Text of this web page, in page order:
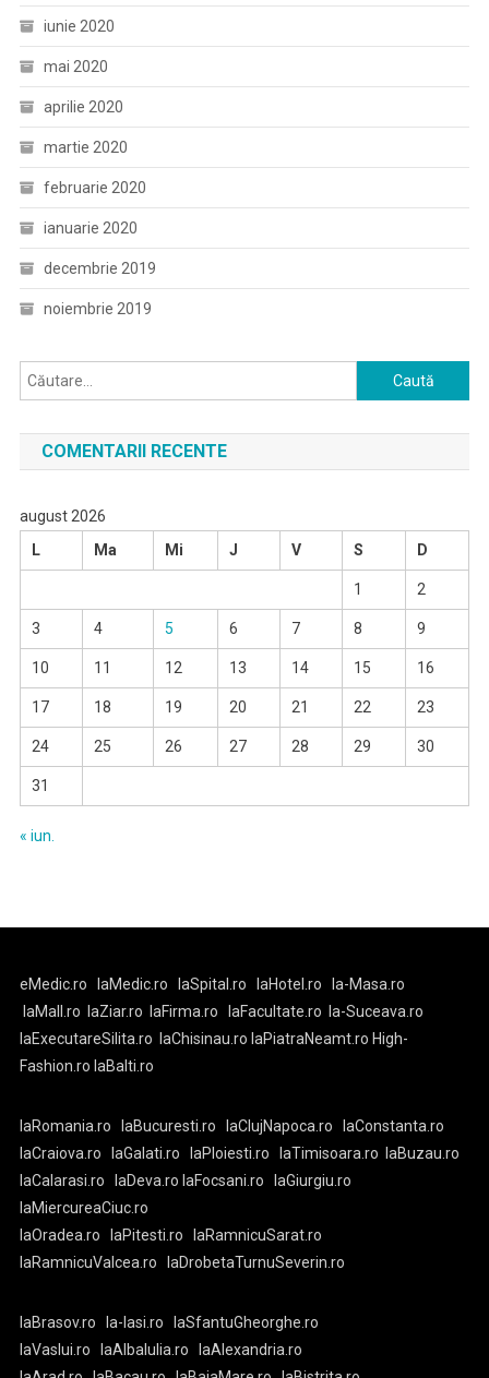
iunie 2020
mai 2020
aprilie 2020
martie 2020
februarie 2020
ianuarie 2020
decembrie 2019
noiembrie 2019
Caută
după:
COMENTARII RECENTE
august 2026
L
Ma Mi J V S D
1 2
3 4 5 6 7 8 9
10 11 12 13 14 15 16
17 18 19 20 21 22 23
24 25 26 27 28 29 30
31
« iun.
eMedic.ro laMedic.ro laSpital.ro laHotel.ro
la-Masa.ro
laMall.ro
laZiar.ro laFirma.ro laFacultate.ro
la-Suceava.ro
laExecutareSilita.ro
laChisinau.ro laPiatraNeamt.ro High-
Fashion.ro laBalti.ro
laRomania.ro laBucuresti.ro laClujNapoca.ro
laConstanta.ro
laCraiova.ro
laGalati.ro laPloiesti.ro laTimisoara.ro
laBuzau.ro
laCalarasi.ro
laDeva.ro laFocsani.ro
laGiurgiu.ro
laMiercureaCiuc.ro
laOradea.ro
laPitesti.ro
laRamnicuSarat.ro
laRamnicuValcea.ro
laDrobetaTurnuSeverin.ro
laBrasov.ro la-Iasi.ro
laSfantuGheorghe.ro
laVaslui.ro
laAlbaIulia.ro
laAlexandria.ro